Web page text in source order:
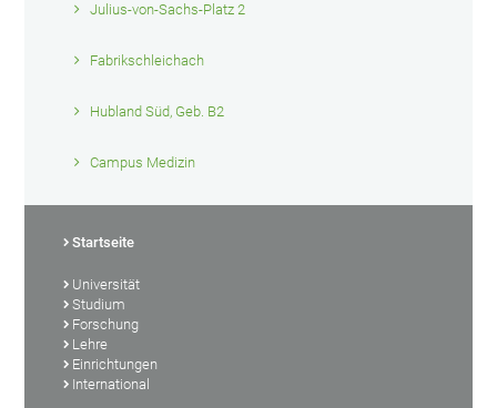
Julius-von-Sachs-Platz 2
Fabrikschleichach
Hubland Süd, Geb. B2
Campus Medizin
Startseite
Universität
Studium
Forschung
Lehre
Einrichtungen
International